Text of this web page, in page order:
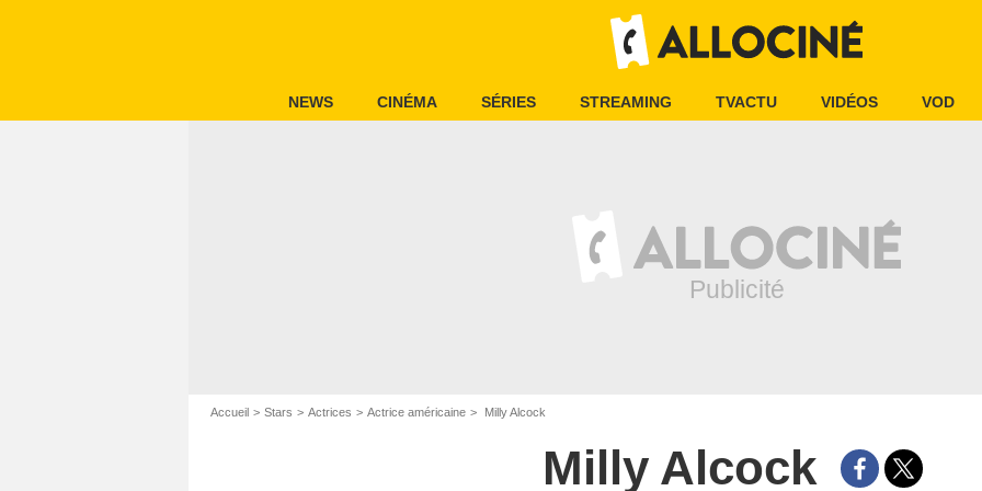
NEWS CINÉMA SÉRIES STREAMING TVACTU VIDÉOS VOD
Accueil Stars Actrices Actrice américaine Milly Alcock
Milly Alcock